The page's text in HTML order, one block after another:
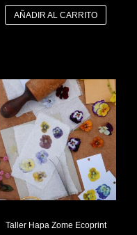
AÑADIR AL CARRITO
Taller Hapa Zome Ecoprint